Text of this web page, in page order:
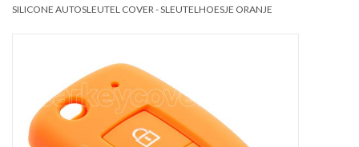
SILICONE AUTOSLEUTEL COVER - SLEUTELHOESJE ORANJE